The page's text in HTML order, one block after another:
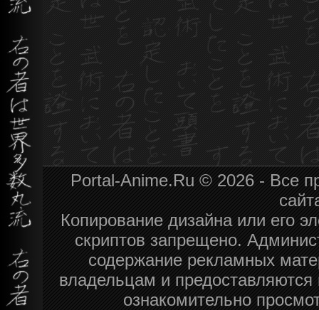
Portal-Anime.Ru © 2026 - Все
Копирование дизайна или его
скриптов запрещено.
содержание рекламных
владельцам и
ознакомительно